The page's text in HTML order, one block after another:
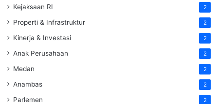
Kejaksaan RI 2
Properti & Infrastruktur 2
Kinerja & Investasi 2
Anak Perusahaan 2
Medan 2
Anambas 2
Parlemen 2